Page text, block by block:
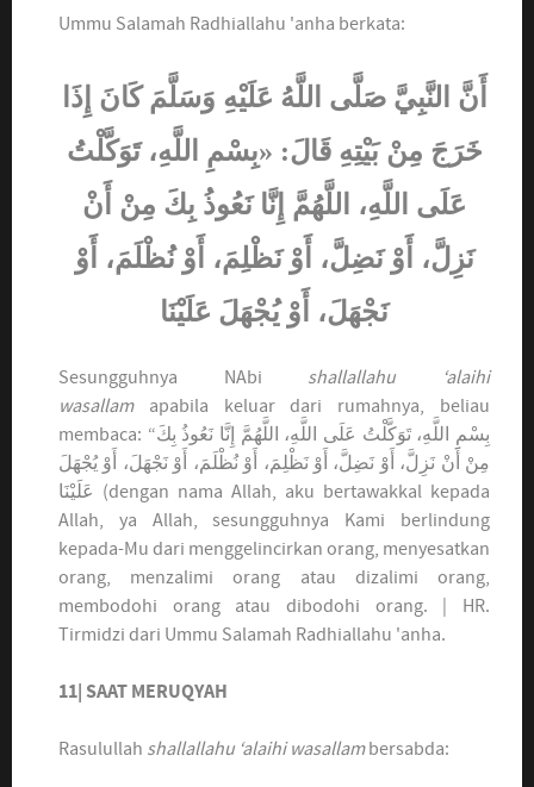
Ummu Salamah Radhiallahu 'anha berkata:
أَنَّ النَّبِيَّ صَلَّى اللَّهُ عَلَيْهِ وَسَلَّمَ كَانَ إِذَا
خَرَجَ مِنْ بَيْتِهِ قَالَ: «بِسْمِ اللَّهِ، تَوَكَّلْتُ
عَلَى اللَّهِ، اللَّهُمَّ إِنَّا نَعُوذُ بِكَ مِنْ أَنْ
نَزِلَّ، أَوْ نَضِلَّ، أَوْ نَظْلِمَ، أَوْ نُظْلَمَ، أَوْ
نَجْهَلَ، أَوْ يُجْهَلَ عَلَيْنَا
Sesungguhnya NAbi shallallahu ‘alaihi
wasallamapabila keluar dari rumahnya, beliau
membaca: “بِسْمِ اللَّهِ، تَوَكَّلْتُ عَلَى اللَّهِ، اللَّهُمَّ إِنَّا نَعُوذُ بِكَ
مِنْ أَنْ نَزِلَّ، أَوْ نَضِلَّ، أَوْ نَظْلِمَ، أَوْ نُظْلَمَ، أَوْ نَجْهَلَ، أَوْ يُجْهَلَ
عَلَيْنَا (dengan nama Allah, aku bertawakkal kepada
Allah, ya Allah, sesungguhnya Kami berlindung
kepada-Mu dari menggelincirkan orang, menyesatkan
orang, menzalimi orang atau dizalimi orang,
membodohi orang atau dibodohi orang. | HR.
Tirmidzi dari Ummu Salamah Radhiallahu 'anha.
11| SAAT MERUQYAH
Rasulullah shallallahu ‘alaihi wasallambersabda: